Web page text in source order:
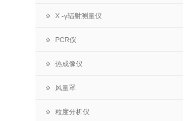
X -γ辐射测量仪
PCR仪
热成像仪
风量罩
粒度分析仪